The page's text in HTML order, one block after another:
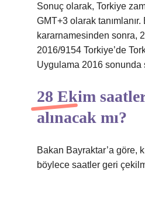
Sonuç olarak, Torkiye
GMT+3 olarak
kararnamesinden sonra,
2016/9154 Torkiye’de
Uygulama 2016 sonunda
28 Ekim
alınacak mı?
Bakan Bayraktar’a göre,
böylece saatler geri